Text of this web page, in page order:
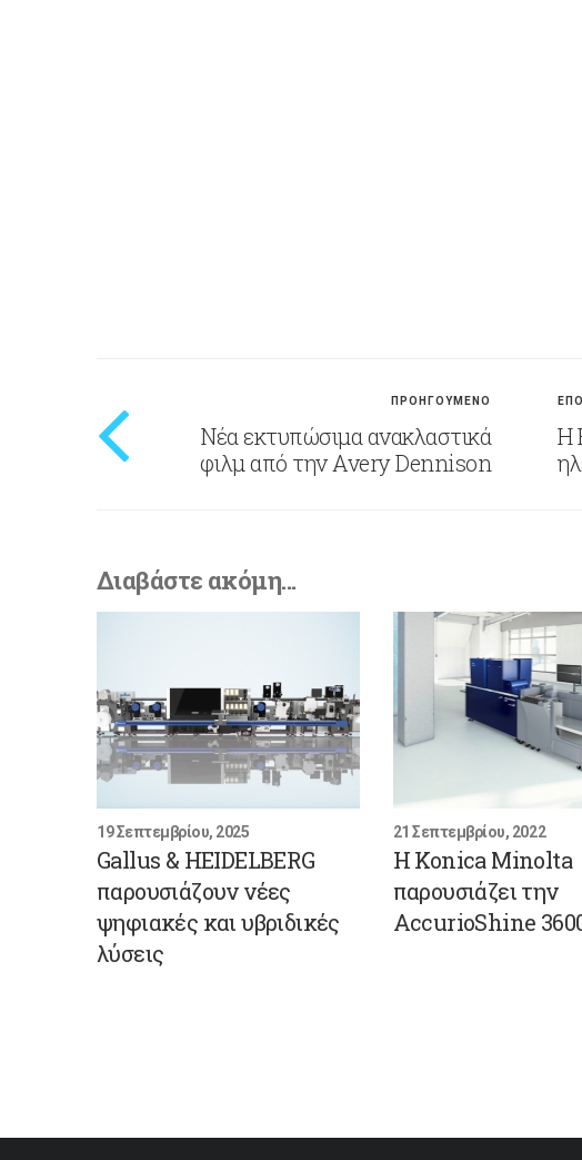
ΠΡΟΗΓΟΥΜΕΝΟ
Νέα εκτυπώσιμα ανακλαστικά
φιλμ από την Avery Dennison
Η
Διαβάστε ακόμη...
19 Σεπτεμβρίου, 2025
Gallus & HEIDELBERG
παρουσιάζουν νέες
ψηφιακές και υβριδικές
λύσεις
21 Σεπτεμβρίου, 2022
Η Konica Minolta
παρουσιάζει την
AccurioShine